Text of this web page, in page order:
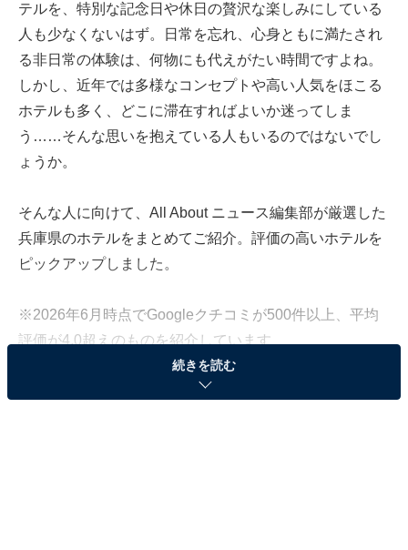
テルを、特別な記念日や休日の贅沢な楽しみにしている
人も少なくないはず。日常を忘れ、心身ともに満たされ
る非日常の体験は、何物にも代えがたい時間ですよね。
しかし、近年では多様なコンセプトや高い人気をほこる
ホテルも多く、どこに滞在すればよいか迷ってしま
う……そんな思いを抱えている人もいるのではないでし
ょうか。
そんな人に向けて、All About ニュース編集部が厳選した
兵庫県のホテルをまとめてご紹介。評価の高いホテルを
ピックアップしました。
※2026年6月時点でGoogleクチコミが500件以上、平均
評価が4.0超えのものを紹介しています
この記事の執筆者： All About ニュース お買
続きを読む